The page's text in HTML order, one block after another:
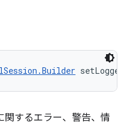
関するエラー、警告、情